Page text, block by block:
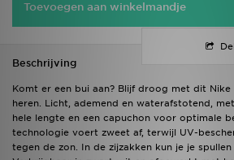
Toevoegen aan winkelmandje
Beschrijving
Komt er een bui aan? Blijf droog met dit Nike
heren. Licht, ademend en waterafstotend,
hele lengte en een capuchon voor optimale
technologie voert zweet af, terwijl UV-
tegen de zon. In de zijzakken kun je je